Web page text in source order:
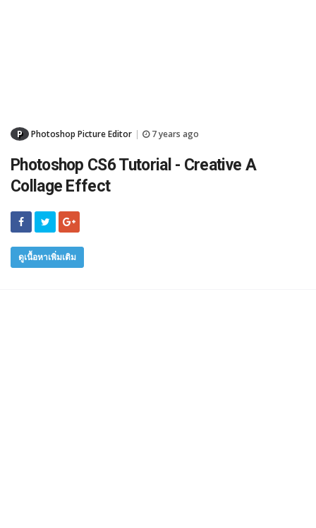
P Photoshop Picture Editor 7 years ago
Photoshop CS6 Tutorial - Creative A
Collage Effect
ดูเนื้อหาเพิ่มเติม